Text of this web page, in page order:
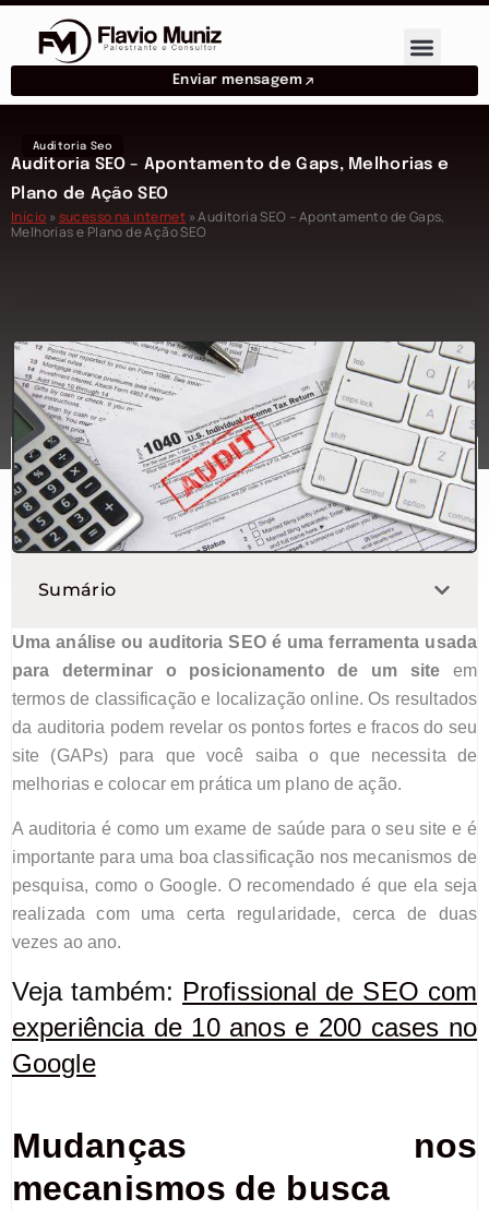
Enviar mensagem
Auditoria Seo
Auditoria SEO – Apontamento de Gaps, Melhorias e
Plano de Ação SEO
Início »sucesso na internet »Auditoria SEO – Apontamento de Gaps,
Melhorias e Plano de Ação SEO
Sumário
Uma análise ou auditoria SEO é uma ferramenta usada
para determinar o posicionamento de um site em
termos de classificação e localização online. Os resultados
da auditoria podem revelar os pontos fortes e fracos do seu
site (GAPs) para que você saibao que necessita de
melhorias e colocar em prática um plano de ação.
A auditoria é como um exame de saúde para o seu sitee é
importante para uma boa classificação nos mecanismos de
pesquisa, como o Google. O recomendado é que ela seja
realizada com uma certa regularidade, cerca de duas
vezes ao ano.
Veja também: Profissional de SEO com
experiência de 10 anos e 200 cases no
Google
Mudanças nos
mecanismos de busca